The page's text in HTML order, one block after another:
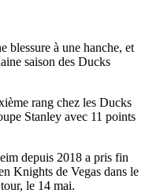
blessure à une hanche, et
saison des Ducks
rang chez les Ducks
Stanley avec 11 points
depuis 2018 a pris fin
Knights de Vegas dans le
le 14 mai.